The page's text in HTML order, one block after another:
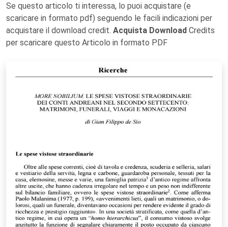
Se questo articolo ti interessa, lo puoi acquistare (e
scaricare in formato pdf) seguendo le facili indicazioni per
acquistare il download credit. Acquista Download Credits
per scaricare questo Articolo in formato PDF